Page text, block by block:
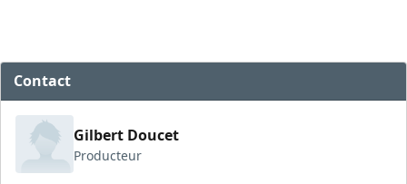
Contact
Gilbert Doucet
Producteur